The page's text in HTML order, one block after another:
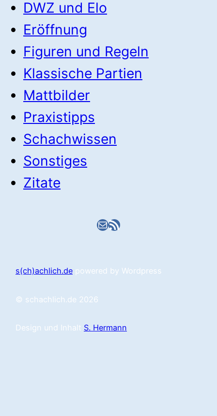
DWZ und Elo
Eröffnung
Figuren und Regeln
Klassische Partien
Mattbilder
Praxistipps
Schachwissen
Sonstiges
Zitate
E-Mail
RSS-Feed
s(ch)achlich.de powered by Wordpress
© schachlich.de 2026
Design und Inhalt S. Hermann